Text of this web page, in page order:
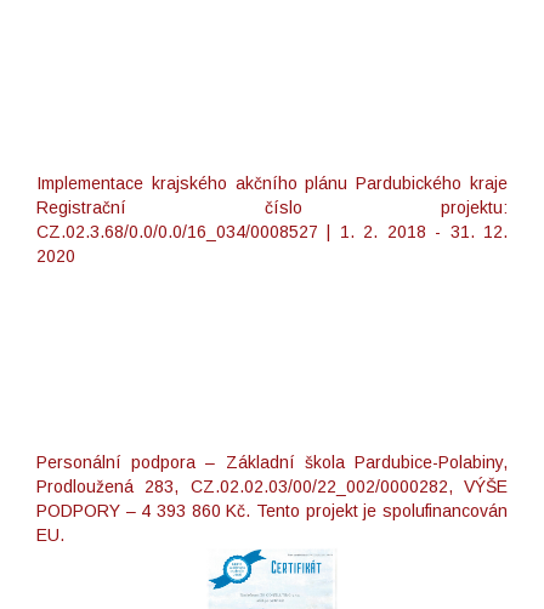
Implementace krajského akčního plánu Pardubického kraje
Registrační číslo projektu:
CZ.02.3.68/0.0/0.0/16_034/0008527 | 1. 2. 2018 - 31. 12.
2020
Personální podpora – Základní škola Pardubice-Polabiny,
Prodloužená 283, CZ.02.02.03/00/22_002/0000282, VÝŠE
PODPORY – 4 393 860 Kč. Tento projekt je spolufinancován
EU.